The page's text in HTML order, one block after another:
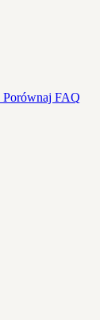
Porównaj FAQ